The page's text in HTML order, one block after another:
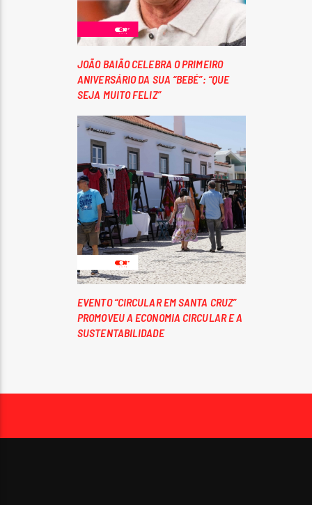
JOÃO BAIÃO CELEBRA O PRIMEIRO
ANIVERSÁRIO DA SUA “BEBÉ”: “QUE
SEJA MUITO FELIZ”
EVENTO “CIRCULAR EM SANTA CRUZ”
PROMOVEU A ECONOMIA CIRCULAR E A
SUSTENTABILIDADE